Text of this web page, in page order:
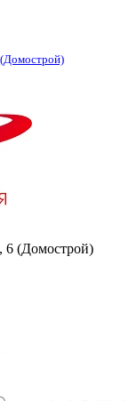
(Домострой)
6 (Домострой)